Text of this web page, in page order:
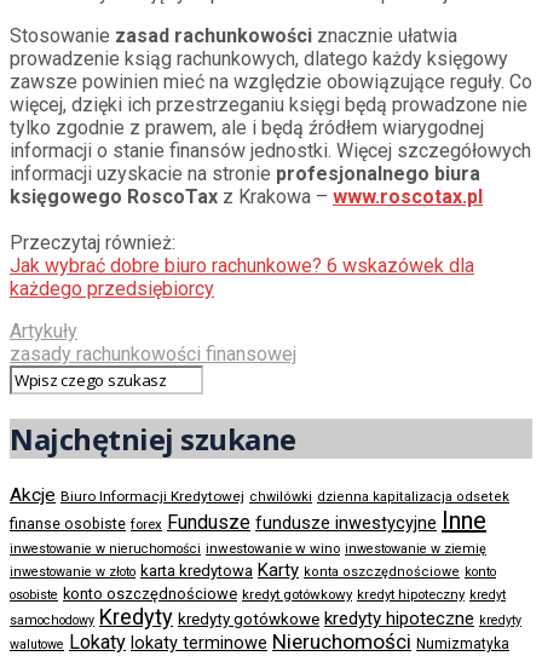
Stosowanie zasad rachunkowości znacznie ułatwia
prowadzenie ksiąg rachunkowych, dlatego każdy księgowy
zawsze powinien mieć na względzie obowiązujące reguły. Co
więcej, dzięki ich przestrzeganiu księgi będą prowadzone nie
tylko zgodnie z prawem, ale i będą źródłem wiarygodnej
informacji o stanie finansów jednostki. Więcej szczegółowych
informacji uzyskacie na stronie profesjonalnego biura
księgowego RoscoTax z Krakowa – www.roscotax.pl
Przeczytaj również:
Jak wybrać dobre biuro rachunkowe? 6 wskazówek dla
każdego przedsiębiorcy
Artykuły
zasady rachunkowości finansowej
Najchętniej szukane
Akcje Biuro Informacji Kredytowej chwilówki dzienna kapitalizacja odsetek
finanse osobiste forex Fundusze fundusze inwestycyjne Inne
inwestowanie w nieruchomości inwestowanie w wino inwestowanie w ziemię
inwestowanie w złoto karta kredytowa Karty konta oszczędnościowe konto
osobiste konto oszczędnościowe kredyt gotówkowy kredyt hipoteczny kredyt
samochodowy Kredyty kredyty gotówkowe kredyty hipoteczne kredyty
walutowe Lokaty lokaty terminowe Nieruchomości Numizmatyka